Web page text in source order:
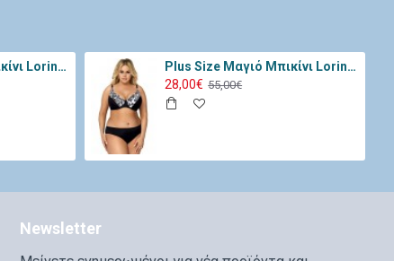
Plus Size Μαγιό Μπικίνι Lorin Μαύρο Ροζ L-3066
Plus Size Μαγιό Μπικίνι Lorin Μαύρο Λευκό L-3068
28,00€ 55,00€
Newsletter